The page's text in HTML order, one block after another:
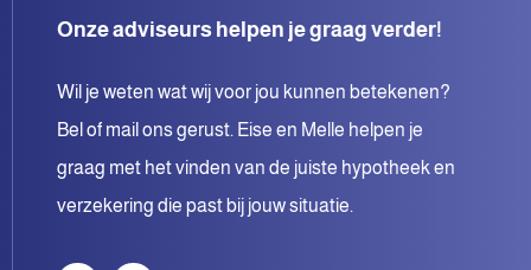
Onze adviseurs helpen je graag verder!
Wil je weten wat wij voor jou kunnen betekenen?
Bel of mail ons gerust. Eise en Melle helpen je
graag met het vinden van de juiste hypotheek en
verzekering die past bij jouw situatie.